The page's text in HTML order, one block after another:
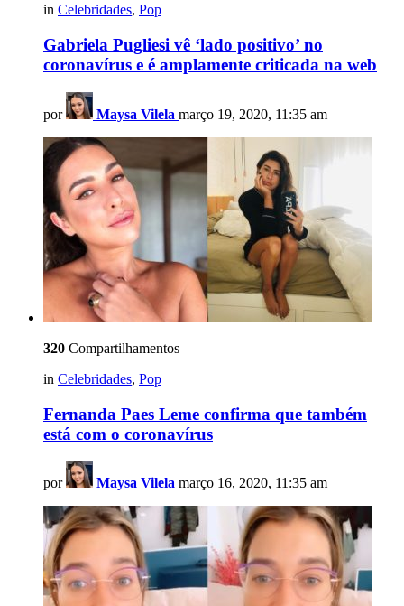
in Celebridades, Pop
Gabriela Pugliesi vê ‘lado positivo’ no
coronavírus e é amplamente criticada na web
por Maysa Vilela março 19, 2020, 11:35 am
320 Compartilhamentos
in Celebridades, Pop
Fernanda Paes Leme confirma que também
está com o coronavírus
por Maysa Vilela março 16, 2020, 11:35 am